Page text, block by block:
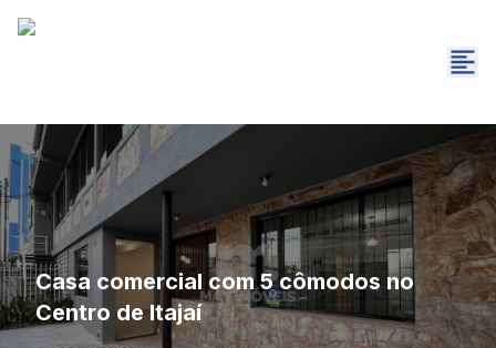
Casa comercial com 5 cômodos no
Centro de Itajaí